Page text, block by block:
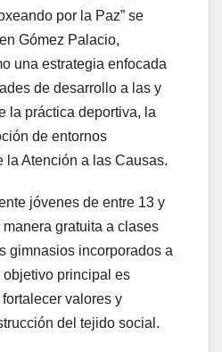
por la Paz” se
Gómez Palacio,
una estrategia enfocada
de desarrollo a las y
la práctica deportiva, la
de entornos
la Atención a las Causas.
jóvenes de entre 13 y
gratuita a clases
gimnasios incorporados a
principal es
valores y
del tejido social.